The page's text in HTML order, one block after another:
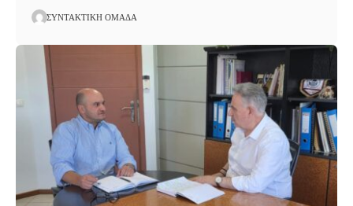
ΣΥΝΤΑΚΤΙΚΉ ΟΜΆΔΑ